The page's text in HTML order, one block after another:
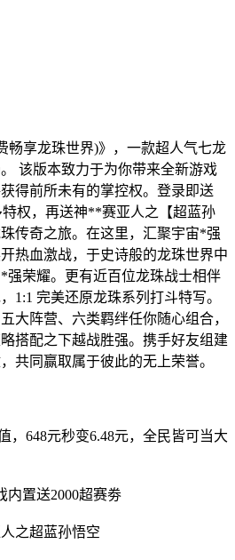
享龙珠世界)》，一款超人气七龙
该版本致力于为你带来全新游戏
得前所未有的掌控权。登录即送
权，再送神**赛亚人之【超蓝孙
传奇之旅。在这里，汇聚宇宙*强
热血激战，于史诗般的龙珠世界中
强荣耀。更有近百位龙珠战士相伴
1:1 完美还原龙珠系列打斗特写。
大阵营、六类羁绊任你随心组合，
搭配之下越战胜强。携手好友组建
共同赢取属于彼此的无上荣誉。
648元秒变6.48元，全民皆可当大
置送2000超赛劵
之超蓝孙悟空